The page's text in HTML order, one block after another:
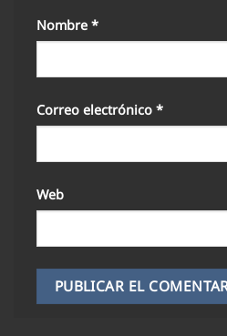
Nombre *
Correo electrónico *
Web